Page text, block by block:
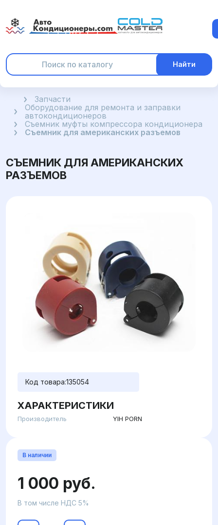
Найти
ГлавнаяЗапчасти
Оборудование для ремонта и заправки
автокондиционеров
Съемник муфты компрессора кондиционера
Съемник для американских разъемов
СЪЕМНИК ДЛЯ АМЕРИКАНСКИХ
РАЗЪЕМОВ
Код товара:135054
ХАРАКТЕРИСТИКИ
Производитель YIH PОRN
В наличии
1 000 руб.
В том числе НДС 5%